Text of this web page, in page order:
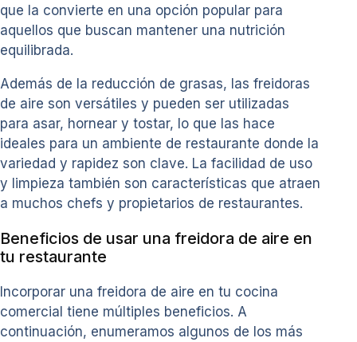
que la convierte en una opción popular para
aquellos que buscan mantener una nutrición
equilibrada.
Además de la reducción de grasas, las freidoras
de aire son versátiles y pueden ser utilizadas
para asar, hornear y tostar, lo que las hace
ideales para un ambiente de restaurante donde la
variedad y rapidez son clave. La facilidad de uso
y limpieza también son características que atraen
a muchos chefs y propietarios de restaurantes.
Beneficios de usar una freidora de aire en
tu restaurante
Incorporar una freidora de aire en tu cocina
comercial tiene múltiples beneficios. A
continuación, enumeramos algunos de los más